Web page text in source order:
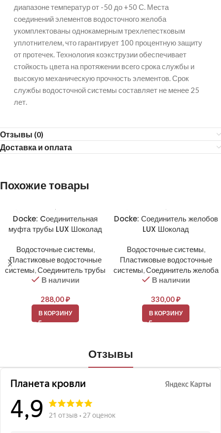
диапазоне температур от -50 до +50 С. Места
соединений элементов водосточного желоба
укомплектованы однокамерным трехлепестковым
уплотнителем, что гарантирует 100 процентную защиту
от протечек. Технология коэкструзии обеспечивает
стойкость цвета на протяжении всего срока службы и
высокую механическую прочность элементов. Срок
службы водосточной системы составляет не менее 25
лет.
Отзывы (0)
Доставка и оплата
Похожие товары
Docke: Cоединительная
муфта трубы LUX Шоколад
Водосточные системы,
Пластиковые водосточные
системы,Соединитель трубы
В наличии
288,00₽
В КОРЗИНУ
Docke: Соединитель желобов
LUX Шоколад
Водосточные системы,
Пластиковые водосточные
системы,Соединитель желоба
В наличии
330,00₽
В КОРЗИНУ
Отзывы